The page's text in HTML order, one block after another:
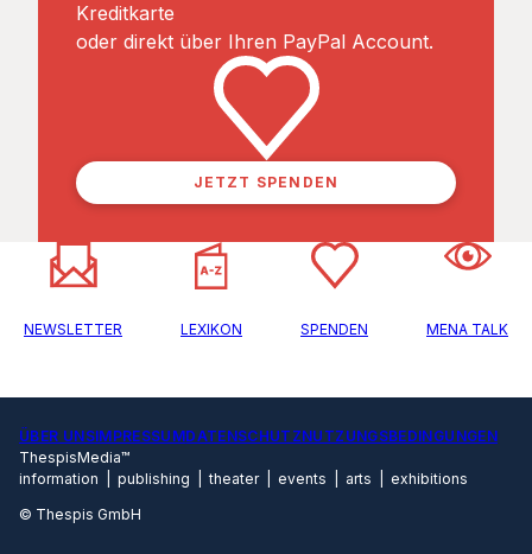
Kreditkarte
oder direkt über Ihren PayPal Account.
JETZT SPENDEN
NEWSLETTER LEXIKON SPENDEN MENA TALK
ÜBER UNSIMPRESSUMDATENSCHUTZNUTZUNGSBEDINGUNGEN
ThespisMedia™
information | publishing | theater | events | arts | exhibitions
© Thespis GmbH